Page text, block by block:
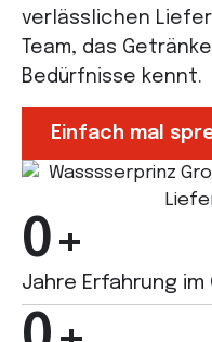
verlässlichen
Team, das
Bedürfnisse kennt.
Einfach mal
Jahre Erfahrung im
0+